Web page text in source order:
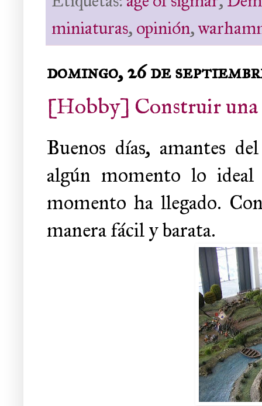
miniaturas, opinión,
domingo, 26 de
[Hobby] Construir una
Buenos días, amantes
algún momento lo
momento ha llegado.
manera fácil y barata.